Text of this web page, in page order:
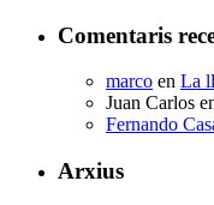
Comentaris
marco en La
Juan Carlos
Fernando
Arxius